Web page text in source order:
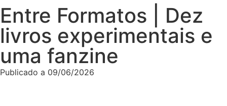
Entre Formatos | Dez
livros experimentais e
uma fanzine
Publicado a 09/06/2026